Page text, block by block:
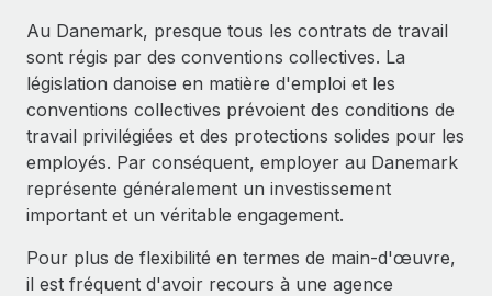
Remote Watchtower
Gardez un temps d’avance sur les risques en
matière de conformité
Gestion des appareils
Achetez et suivez vos équipements informatiques
dans le monde entier
Création d’entité
Établissez des entités rapidement et en toute
conformité
Paie multipays
EOR et PEO
Gestion des freelances
Taxes
Au Danemark, presque tous les contrats de travail
sont régis par des conventions collectives. La
législation danoise en matière d'emploi et les
conventions collectives prévoient des conditions de
travail privilégiées et des protections solides pour les
employés. Par conséquent, employer au Danemark
représente généralement un investissement
important et un véritable engagement.
Pour plus de flexibilité en termes de main-d'œuvre,
il est fréquent d'avoir recours à une agence